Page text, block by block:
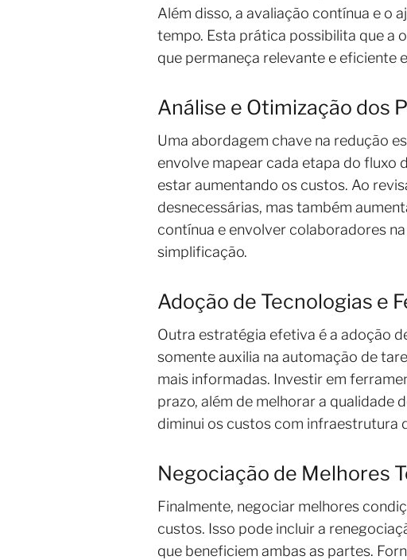
Além disso, a avaliação contínua e o
tempo. Esta prática possibilita que a
que permaneça relevante e eficiente
Análise e Otimização dos
Uma abordagem chave na redução
envolve mapear cada etapa do fluxo
estar aumentando os custos. Ao
desnecessárias, mas também
contínua e envolver colaboradores
simplificação.
Adoção de Tecnologias e
Outra estratégia efetiva é a adoção
somente auxilia na automação de
mais informadas. Investir em
prazo, além de melhorar a qualidade
diminui os custos com infraestrutura
Negociação de Melhores
Finalmente, negociar melhores
custos. Isso pode incluir a
que beneficiem ambas as partes.